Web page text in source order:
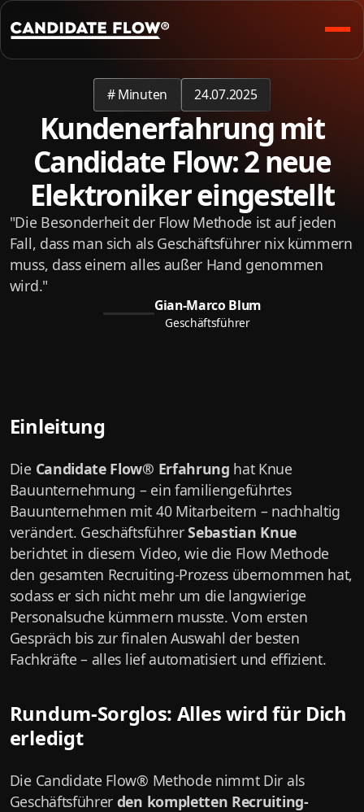
#Minuten 24.07.2025
Kundenerfahrung mit
Candidate Flow: 2 neue
Elektroniker eingestellt
"Die Besonderheit der Flow Methode ist auf jeden
Fall, dass man sich als Geschäftsführer nix kümmern
muss, dass einem alles außer Hand genommen
wird."
Gian-Marco Blum
Geschäftsführer
Einleitung
Die Candidate Flow® Erfahrung hat Knue
Bauunternehmung – ein familiengeführtes
Bauunternehmen mit 40 Mitarbeitern – nachhaltig
verändert. GeschäftsführerSebastian Knue
berichtet in diesem Video, wie die Flow Methode
den gesamten Recruiting-Prozess übernommen hat,
sodass er sich nicht mehr um die langwierige
Personalsuche kümmern musste. Vom ersten
Gespräch bis zur finalen Auswahl der besten
Fachkräfte – alles lief automatisiert und effizient.
Rundum-Sorglos: Alles wird für Dich
erledigt
Die Candidate Flow® Methode nimmt Dir als
Geschäftsführer den kompletten Recruiting-